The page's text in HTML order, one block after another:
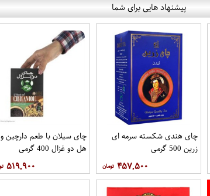
پیشنهاد هایی برای شما
چای هندی شکسته سرمه ای
زرین 500 گرمی
۴۵۷,۵۰۰
چای سیلان با طعم دارچین و
هل دو غزال 400 گرمی
۵۱۹,۹۰۰